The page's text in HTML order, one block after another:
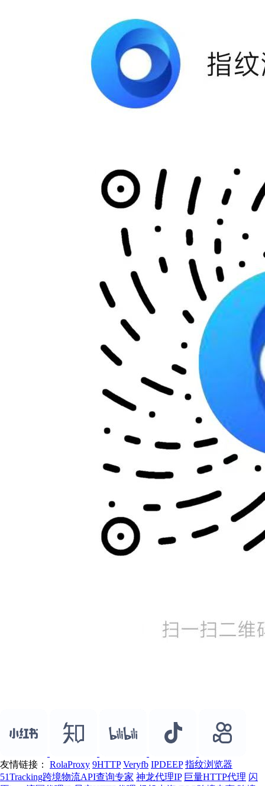
友情链接： RolaProxy 9HTTP Veryfb IPDEEP 指纹浏览器
51Tracking跨境物流API查询专家 神龙代理IP 巨量HTTP代理 闪